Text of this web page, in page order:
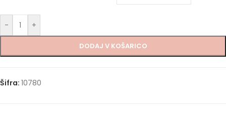
- +
DODAJ V KOŠARICO
Šifra: 10780